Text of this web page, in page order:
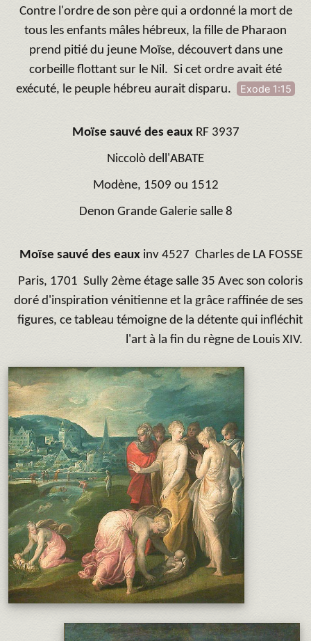
Contre l'ordre de son père qui a ordonné la mort de
tous les enfants mâles hébreux, la fille de Pharaon
prend pitié du jeune Moïse, découvert dans une
corbeille flottant sur le Nil. Si cet ordre avait été
exécuté, le peuple hébreu aurait disparu.
Exode 1:15
Moïse sauvé des eauxRF 3937
Niccolò dell'ABATE
Modène, 1509 ou 1512
Denon Grande Galerie salle 8
Moïse sauvé des eaux inv 4527 Charles de LA FOSSE
Paris, 1701 Sully 2ème étage salle 35 Avec son coloris
doré d'inspiration vénitienne et la grâce raffinée de ses
figures, ce tableau témoigne de la détente qui infléchit
l'art à la fin du règne de Louis XIV.